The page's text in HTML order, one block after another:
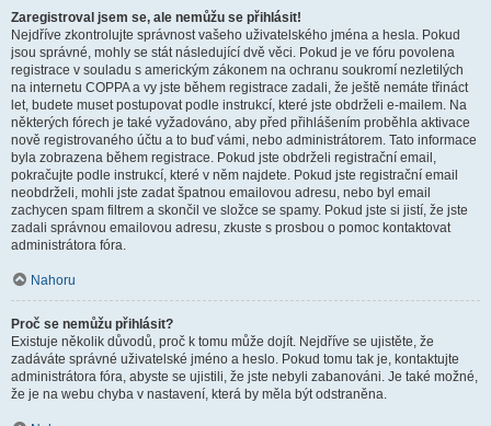
Zaregistroval jsem se, ale nemůžu se přihlásit!
Nejdříve zkontrolujte správnost vašeho uživatelského jména a hesla. Pokud
jsou správné, mohly se stát následující dvě věci. Pokud je ve fóru povolena
registrace v souladu s americkým zákonem na ochranu soukromí nezletilých
na internetu COPPA a vy jste během registrace zadali, že ještě nemáte třináct
let, budete muset postupovat podle instrukcí, které jste obdrželi e-mailem. Na
některých fórech je také vyžadováno, aby před přihlášením proběhla aktivace
nově registrovaného účtu a to buď vámi, nebo administrátorem. Tato informace
byla zobrazena během registrace. Pokud jste obdrželi registrační email,
pokračujte podle instrukcí, které v něm najdete. Pokud jste registrační email
neobdrželi, mohli jste zadat špatnou emailovou adresu, nebo byl email
zachycen spam filtrem a skončil ve složce se spamy. Pokud jste si jistí, že jste
zadali správnou emailovou adresu, zkuste s prosbou o pomoc kontaktovat
administrátora fóra.
Nahoru
Proč se nemůžu přihlásit?
Existuje několik důvodů, proč k tomu může dojít. Nejdříve se ujistěte, že
zadáváte správné uživatelské jméno a heslo. Pokud tomu tak je, kontaktujte
administrátora fóra, abyste se ujistili, že jste nebyli zabanováni. Je také možné,
že je na webu chyba v nastavení, která by měla být odstraněna.